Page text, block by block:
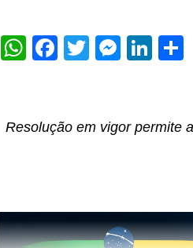
WhatsApp
Facebook
Twitter
Resolução em vigor permite